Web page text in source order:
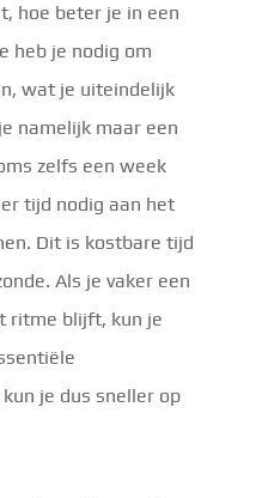
hoe beter je in een
heb je nodig om
wat je uiteindelijk
namelijk maar een
zelfs een week
tijd nodig aan het
Dit is kostbare tijd
Als je vaker een
ritme blijft, kun je
je dus sneller op